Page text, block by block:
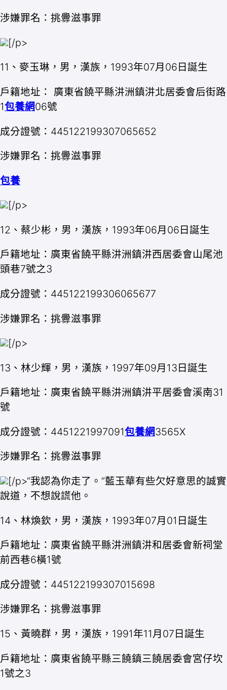
涉嫌罪名：挑釁滋事罪
[/p>
11、麥玉琳，男，漢族，1993年07月06日誕生
戶籍地址： 廣東省饒平縣汫洲鎮汫北居委會后街路
1包養網06號
成分證號：445122199307065652
涉嫌罪名：挑釁滋事罪
包養
[/p>
12、蔡少彬，男，漢族，1993年06月06日誕生
戶籍地址：廣東省饒平縣汫洲鎮汫西居委會山尾池
頭巷7號之3
成分證號：445122199306065677
涉嫌罪名：挑釁滋事罪
[/p>
13、林少輝，男，漢族，1997年09月13日誕生
戶籍地址：廣東省饒平縣汫洲鎮汫平居委會溪南31
號
成分證號：4451221997091包養網3565X
涉嫌罪名：挑釁滋事罪
[/p>“我認為你走了。”藍玉華有些欠好意思的誠實
說道，不想說謊他。
14、林煥欽，男，漢族，1993年07月01日誕生
戶籍地址：廣東省饒平縣汫洲鎮汫和居委會新祠堂
前西巷6橫1號
成分證號：445122199307015698
涉嫌罪名：挑釁滋事罪
15、黃曉群，男，漢族，1991年11月07日誕生
戶籍地址：廣東省饒平縣三饒鎮三饒居委會宮仔坎
1號之3